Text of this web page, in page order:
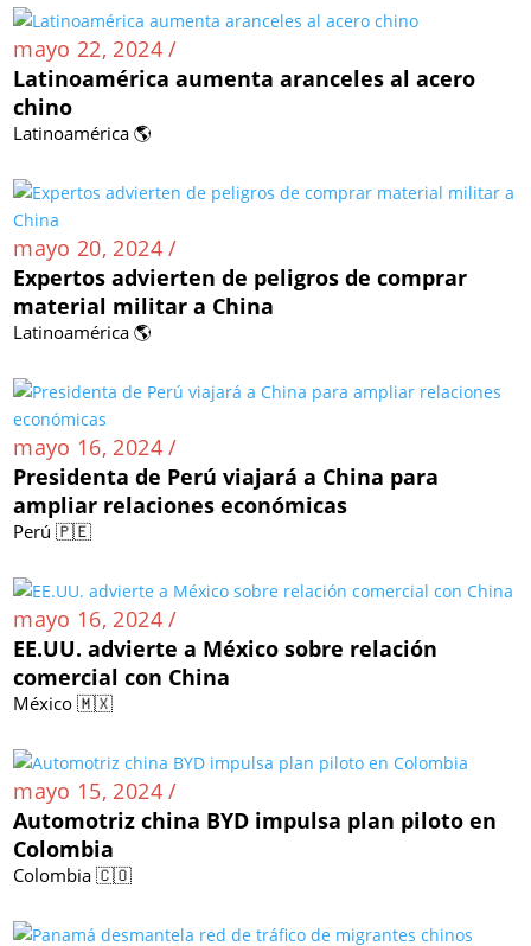
mayo 22, 2024 /
Latinoamérica aumenta aranceles al acero
chino
Latinoamérica 🌎
mayo 20, 2024 /
Expertos advierten de peligros de comprar
material militar a China
Latinoamérica 🌎
mayo 16, 2024 /
Presidenta de Perú viajará a China para
ampliar relaciones económicas
Perú 🇵🇪
mayo 16, 2024 /
EE.UU. advierte a México sobre relación
comercial con China
México 🇲🇽
mayo 15, 2024 /
Automotriz china BYD impulsa plan piloto en
Colombia
Colombia 🇨🇴